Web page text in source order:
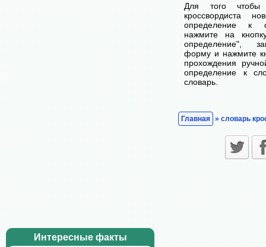
Интересные факты
Для того чтобы
кроссвордиста
определение к
нажмите на
определение",
форму и нажмите
прохождения
определение к
словарь.
Главная » словарь